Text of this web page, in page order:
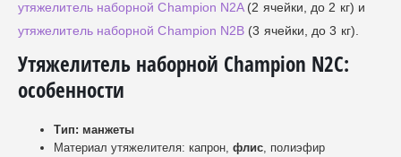
утяжелитель наборной Champion N2A(2 ячейки, до 2 кг) и
утяжелитель наборной Champion N2B (3 ячейки, до 3 кг).
Утяжелитель наборной Champion N2C:
особенности
Тип: манжеты
Материал утяжелителя: капрон, флис , полиэфир